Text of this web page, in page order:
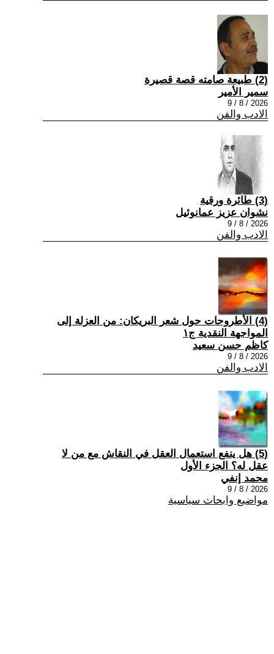
(2) طبيعة صامته قصة قصيرة
سمير الأمير
2026 / 8 / 9
الادب والفن
(3) طائرة ورقية
نشوان عزيز عمانوئيل
2026 / 8 / 9
الادب والفن
(4) الأطروحات حول شعر البريكان: من العزلة إلى
المواجهة النقدية ج١
كاظم حسن سعيد
2026 / 8 / 9
الادب والفن
(5) هل ينفع استعمال العقل في النقاش مع من لا
عقل له؟ الجزء الأول
محمد إنفي
2026 / 8 / 9
مواضيع وابحاث سياسية